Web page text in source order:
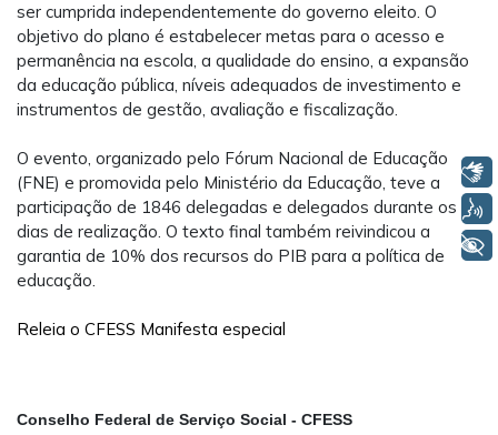
ser cumprida independentemente do governo eleito. O
objetivo do plano é estabelecer metas para o acesso e
permanência na escola, a qualidade do ensino, a expansão
da educação pública, níveis adequados de investimento e
instrumentos de gestão, avaliação e fiscalização.
O evento, organizado pelo Fórum Nacional de Educação
(FNE) e promovida pelo Ministério da Educação, teve a
participação de 1846 delegadas e delegados durante os 3
dias de realização. O texto final também reivindicou a
garantia de 10% dos recursos do PIB para a política de
educação.
Releia o CFESS Manifesta especial
Conselho Federal de Serviço Social - CFESS
Libras
Voz
+ Acessibilidade